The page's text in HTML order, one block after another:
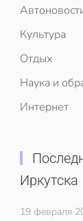
Культура
Отдых
Наука и
Интернет
Иркутска
19 февраля